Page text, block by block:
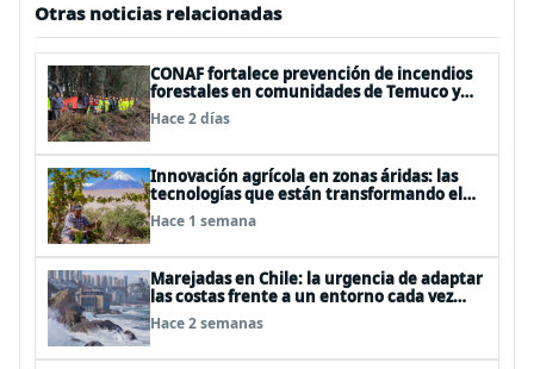
Otras noticias relacionadas
CONAF fortalece prevención de incendios
forestales en comunidades de Temuco y
Galvarino
Hace 2 días
Innovación agrícola en zonas áridas: las
tecnologías que están transformando el
desierto de Atacama
Hace 1 semana
Marejadas en Chile: la urgencia de adaptar
las costas frente a un entorno cada vez
más desafiante
Hace 2 semanas